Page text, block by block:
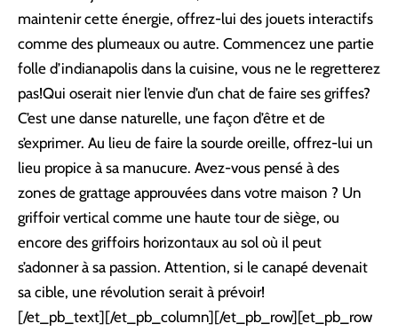
maintenir cette énergie, offrez-lui des jouets interactifs
comme des plumeaux ou autre. Commencez une partie
folle d’indianapolis dans la cuisine, vous ne le regretterez
pas!Qui oserait nier l’envie d’un chat de faire ses griffes?
C’est une danse naturelle, une façon d’être et de
s’exprimer. Au lieu de faire la sourde oreille, offrez-lui un
lieu propice à sa manucure. Avez-vous pensé à des
zones de grattage approuvées dans votre maison ? Un
griffoir vertical comme une haute tour de siège, ou
encore des griffoirs horizontaux au sol où il peut
s’adonner à sa passion. Attention, si le canapé devenait
sa cible, une révolution serait à prévoir!
[/et_pb_text][/et_pb_column][/et_pb_row][et_pb_row